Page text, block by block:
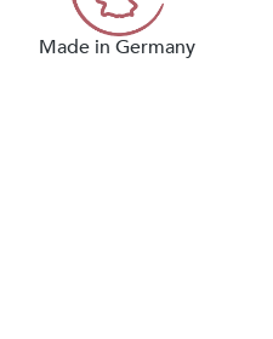
JETZT ENTDECKEN
Made in Germany